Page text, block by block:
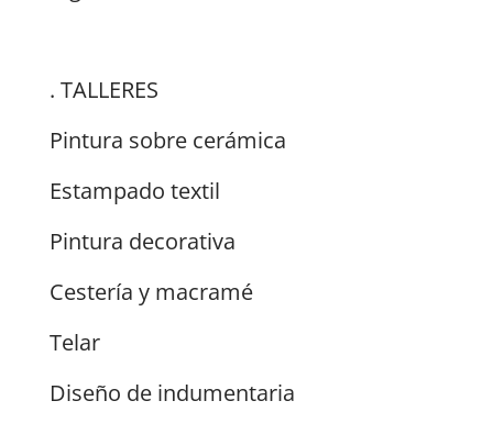
. TALLERES
Pintura sobre cerámica
Estampado textil
Pintura decorativa
Cestería y macramé
Telar
Diseño de indumentaria